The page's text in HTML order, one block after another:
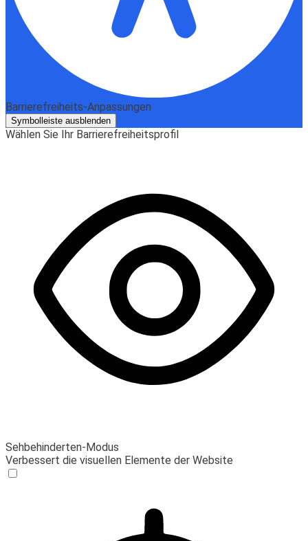
Barrierefreiheits-Anpassungen
Symbolleiste ausblenden
Wählen Sie Ihr Barrierefreiheitsprofil
Sehbehinderten-Modus
Verbessert die visuellen Elemente der Website